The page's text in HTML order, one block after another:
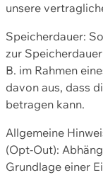
unsere
Speicherdauer:
zur
B. im Rahmen
davon aus, dass
betragen kann.
Allgemeine
(Opt-Out):
Grundlage einer